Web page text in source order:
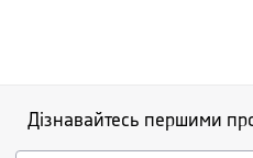
Дізнавайтесь першими